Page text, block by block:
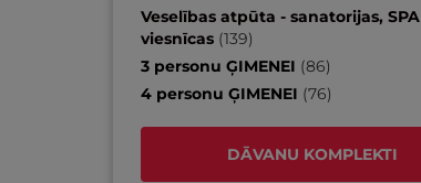
Veselības atpūta - sanatorijas, SPA
viesnīcas (139)
3 personu ĢIMENEI (86)
4 personu ĢIMENEI (76)
DĀVANU KOMPLEKTI